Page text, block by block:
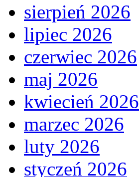
sierpień 2026
lipiec 2026
czerwiec 2026
maj 2026
kwiecień 2026
marzec 2026
luty 2026
styczeń 2026